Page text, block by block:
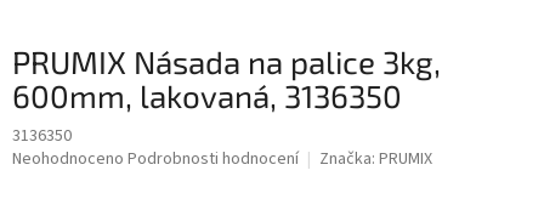
PRUMIX Násada na palice 3kg,
600mm, lakovaná, 3136350
3136350
Průměrné
Neohodnoceno Podrobnosti hodnocení Značka: PRUMIX